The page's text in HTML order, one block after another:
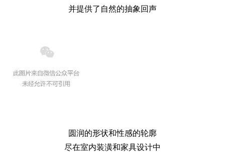
并提供了自然的抽象回声
圆润的形状和性感的轮廓
尽在室内装潢和家具设计中